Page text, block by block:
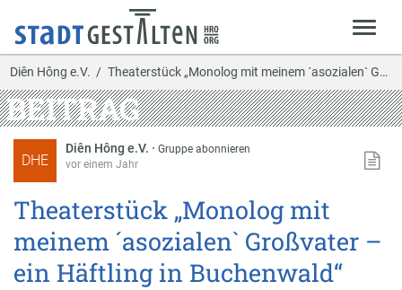
Diên Hông e.V. Theaterstück „Monolog mit meinem ´asozialen` Groß…
BEITRAG
DHE
Diên Hông e.V. ·Gruppe abonnieren
vor einem Jahr
Theaterstück „Monolog mit
meinem ´asozialen` Großvater –
ein Häftling in Buchenwald“